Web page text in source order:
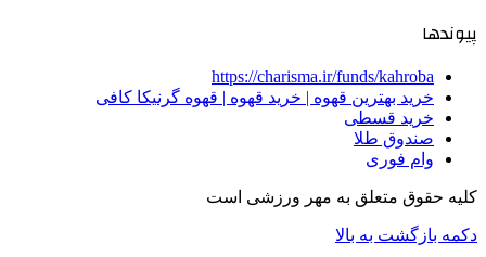
پیوندها
https://charisma.ir/funds/kahroba
خرید بهترین قهوه | خرید قهوه | قهوه گرنیکا کافی
خرید قسطی
صندوق طلا
وام فوری
کلیه حقوق متعلق به مهر ورزشی است
دکمه بازگشت به بالا